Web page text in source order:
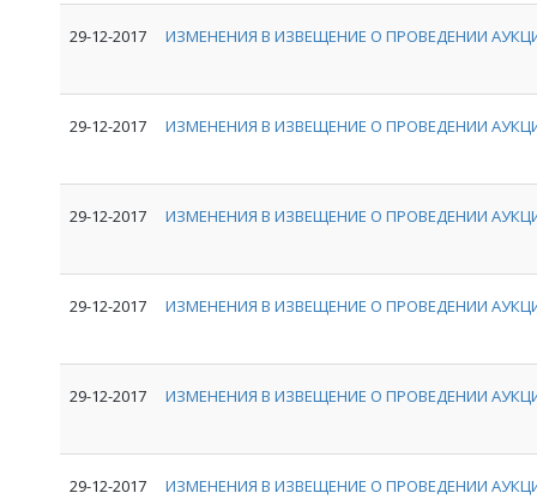
29-12-2017 ИЗМЕНЕНИЯ В ИЗВЕЩЕНИЕ О ПРОВЕДЕНИИ
29-12-2017 ИЗМЕНЕНИЯ В ИЗВЕЩЕНИЕ О ПРОВЕДЕНИИ
29-12-2017 ИЗМЕНЕНИЯ В ИЗВЕЩЕНИЕ О ПРОВЕДЕНИИ
29-12-2017 ИЗМЕНЕНИЯ В ИЗВЕЩЕНИЕ О ПРОВЕДЕНИИ
29-12-2017 ИЗМЕНЕНИЯ В ИЗВЕЩЕНИЕ О ПРОВЕДЕНИИ
29-12-2017 ИЗМЕНЕНИЯ В ИЗВЕЩЕНИЕ О ПРОВЕДЕНИИ